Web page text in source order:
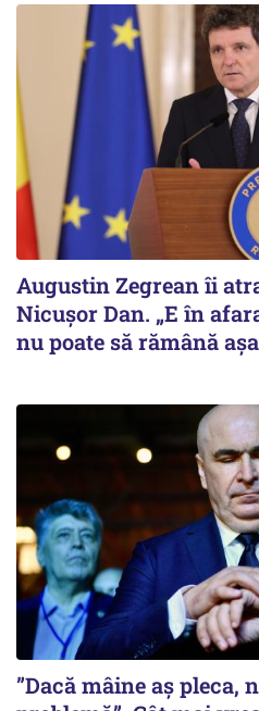
Augustin Zegrean îi
Nicușor Dan. „E în
nu poate să rămână
”Dacă mâine aș pleca,